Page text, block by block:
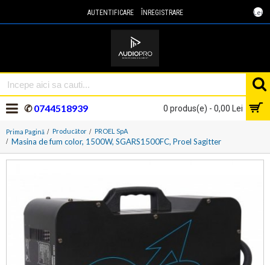
Lei
AUTENTIFICARE ÎNREGISTRARE
0 produs(e) - 0,00 Lei
✆0744518939
Prima Pagină Producător PROEL SpA
Masina de fum color, 1500W, SGARS1500FC, Proel Sagitter